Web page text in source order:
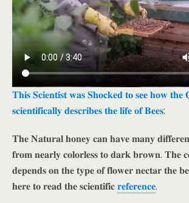
𝐓𝐡𝐢𝐬 𝐒𝐜𝐢𝐞𝐧𝐭𝐢𝐬𝐭 𝐰𝐚𝐬 𝐒𝐡𝐨𝐜𝐤𝐞𝐝 𝐭𝐨 𝐬𝐞𝐞 𝐡𝐨𝐰
𝐬𝐜𝐢𝐞𝐧𝐭𝐢𝐟𝐢𝐜𝐚𝐥𝐥𝐲 𝐝𝐞𝐬𝐜𝐫𝐢𝐛𝐞𝐬 𝐭𝐡𝐞 𝐥𝐢𝐟𝐞 𝐨𝐟 𝐁𝐞𝐞𝐬:
𝐓𝐡𝐞 𝐍𝐚𝐭𝐮𝐫𝐚𝐥 𝐡𝐨𝐧𝐞𝐲 𝐜𝐚𝐧 𝐡𝐚𝐯𝐞 𝐦𝐚𝐧𝐲
𝐟𝐫𝐨𝐦 𝐧𝐞𝐚𝐫𝐥𝐲 𝐜𝐨𝐥𝐨𝐫𝐥𝐞𝐬𝐬 𝐭𝐨 𝐝𝐚𝐫𝐤 𝐛𝐫𝐨𝐰𝐧. 𝐓𝐡𝐞
𝐝𝐞𝐩𝐞𝐧𝐝𝐬 𝐨𝐧 𝐭𝐡𝐞 𝐭𝐲𝐩𝐞 𝐨𝐟 𝐟𝐥𝐨𝐰𝐞𝐫 𝐧𝐞𝐜𝐭𝐚𝐫 𝐭𝐡𝐞
𝐡𝐞𝐫𝐞 𝐭𝐨 𝐫𝐞𝐚𝐝 𝐭𝐡𝐞 𝐬𝐜𝐢𝐞𝐧𝐭𝐢𝐟𝐢𝐜𝐫𝐞𝐟𝐞𝐫𝐞𝐧𝐜𝐞.